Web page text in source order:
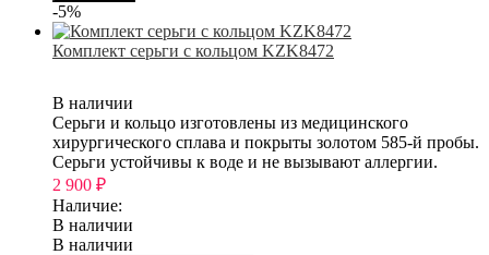
-5%
Комплект серьги с кольцом KZK8472
В наличии
Серьги и кольцо изготовлены из медицинского
хирургического сплава и покрыты золотом 585-й пробы.
Серьги устойчивы к воде и не вызывают аллергии.
2 900 ₽
Наличие:
В наличии
В наличии